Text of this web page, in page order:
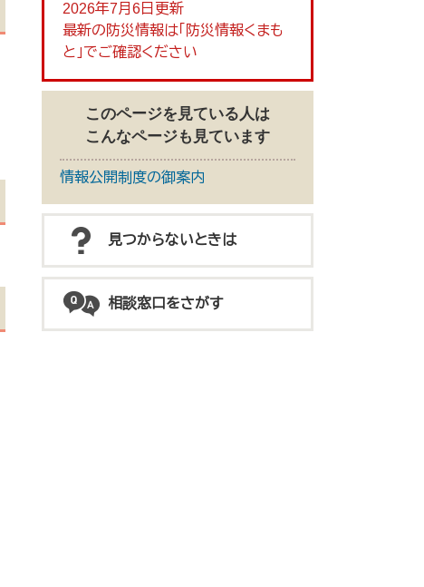
2026年7月6日更新
最新の防災情報は「防災情報くまも
と」でご確認ください
このページを見ている人は
こんなページも見ています
情報公開制度の御案内
見つからないときは
相談窓口をさがす